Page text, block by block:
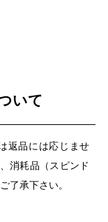
いて
返品には応じませ
消耗品（スピンド
了承下さい。